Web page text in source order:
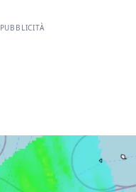
PUBBLICITÀ